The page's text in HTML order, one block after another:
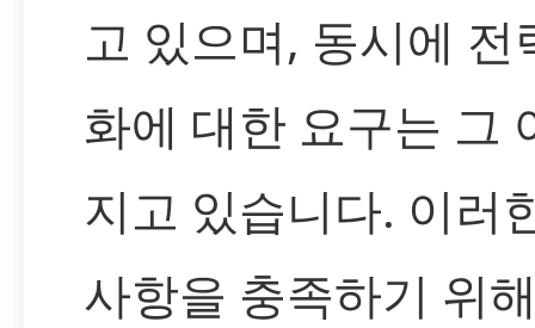
고 있으며, 동시에
화에 대한 요구는 그
지고 있습니다. 이러
사항을 충족하기 위